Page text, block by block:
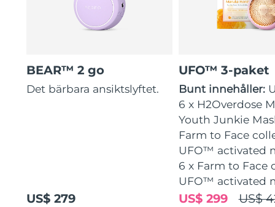
BEAR™ 2 go
Det bärbara ansiktslyftet.
US$ 279
UFO™ 3-paket
Bunt innehåller:
6 x H2Overdose
Youth Junkie
Farm to Face
UFO™ activated
6 x Farm to Face
UFO™ activated
US$
US$ 299